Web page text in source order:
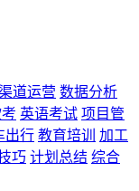
道运营 数据分析
英语考试 项目管
出行 教育培训
加工
巧 计划总结 综合